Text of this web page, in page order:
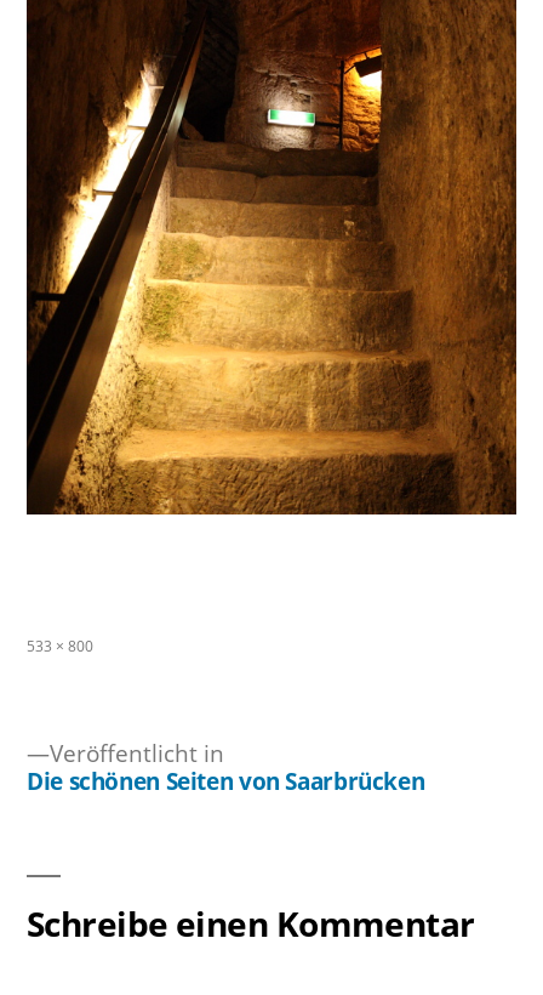
Originalgröße
533 × 800
Veröffentlicht in
Die schönen Seiten von Saarbrücken
Schreibe einen Kommentar